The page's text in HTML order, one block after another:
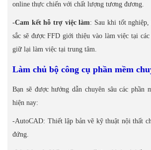
online thực chiến với chất lượng tương đương.
-Cam kết hỗ trợ việc làm: Sau khi tốt
sắc sẽ được FFD giới thiệu vào làm việc tại
giữ lại làm việc tại trung tâm.
Làm chủ bộ công cụ phần mềm
Bạn sẽ được hướng dẫn chuyên sâu các phần
hiện nay:
-AutoCAD: Thiết lập bản vẽ kỹ thuật nội thất
đứng.